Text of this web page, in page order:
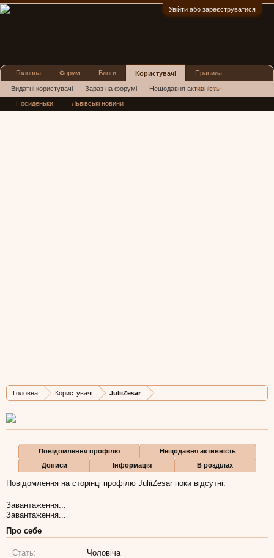
Увійти або зареєструватися
Головна Користувачі JuliiZesar
Дописів
226
Карма
87
Бали
28
Повідомлення профілю
Нещодавня активність
Дописи
Інформація В розділах
Повідомлення на сторінці профілю JuliiZesar поки відсутні.
Завантаження...
Завантаження...
Про себе
Стать:
Чоловіча
Головна Форум Блоги Користувачі
Видатні користувачі Зараз на форумі Нещодавня активність
Нові повідомлення профілю
Правила
Реклама
Посиденьки Львівські новини